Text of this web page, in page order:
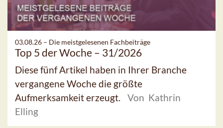
03.08.26 – Die meistgelesenen Fachbeiträge
Top 5 der Woche – 31/2026
Diese fünf Artikel haben in Ihrer Branche
vergangene Woche die größte
Aufmerksamkeit erzeugt.
Von Kathrin
Elling